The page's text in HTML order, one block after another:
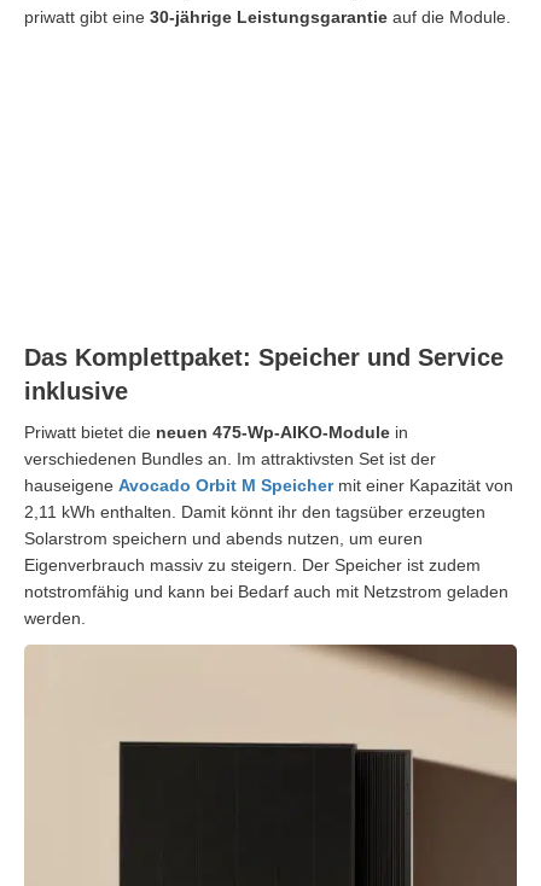
priwatt gibt eine 30-jährige Leistungsgarantie auf die Module.
Das Komplettpaket: Speicher und Service
inklusive
Priwatt bietet die neuen 475-Wp-AIKO-Module in
verschiedenen Bundles an. Im attraktivsten Set ist der
hauseigene Avocado Orbit M Speichermit einer Kapazität von
2,11 kWh enthalten. Damit könnt ihr den tagsüber erzeugten
Solarstrom speichern und abends nutzen, um euren
Eigenverbrauch massiv zu steigern. Der Speicher ist zudem
notstromfähig und kann bei Bedarf auch mit Netzstrom geladen
werden.